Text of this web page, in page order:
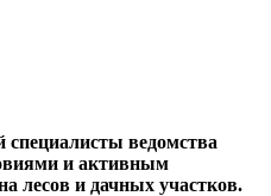
ведомства
и активным
лесов и дачных участков.